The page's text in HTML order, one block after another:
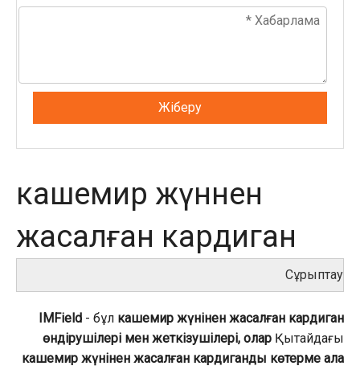
Жіберу
кашемир жүннен
жасалған кардиган
Сұрыптау
IMField - бұл кашемир жүнінен жасалған кардиган
өндірушілері мен жеткізушілері, олар Қытайдағы
кашемир жүнінен жасалған кардиганды көтерме ала